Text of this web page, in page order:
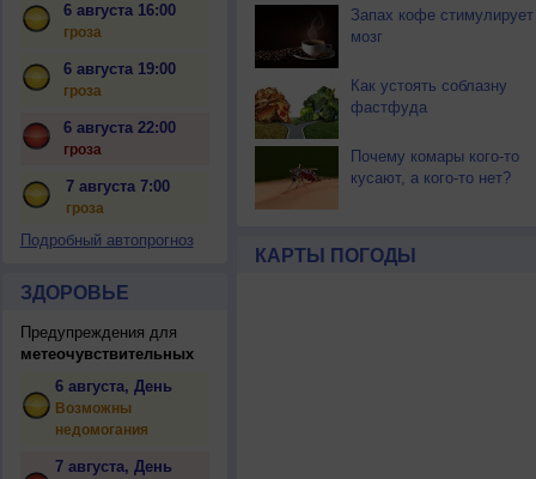
6 августа 16:00
гроза
6 августа 19:00
гроза
6 августа 22:00
гроза
7 августа 7:00
гроза
Подробный автопрогноз
ЗДОРОВЬЕ
Предупреждения для
метеочувствительных
6 августа, День
Возможны
недомогания
7 августа, День
Запах кофе стимулирует
мозг
Как устоять соблазну
фастфуда
Почему комары кого-то
кусают, а кого-то нет?
КАРТЫ ПОГОДЫ